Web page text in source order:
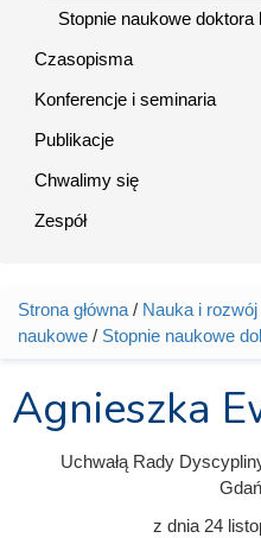
Stopnie naukowe doktora
Czasopisma
Konferencje i seminaria
Publikacje
Chwalimy się
Zespół
Jesteś tutaj
Strona główna / Nauka i rozwój
naukowe / Stopnie naukowe
Agnieszka
Uchwałą Rady
z dnia 24